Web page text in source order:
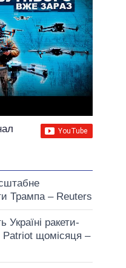
Трампа – Reuters
ракети-
Patriot щомісяця –